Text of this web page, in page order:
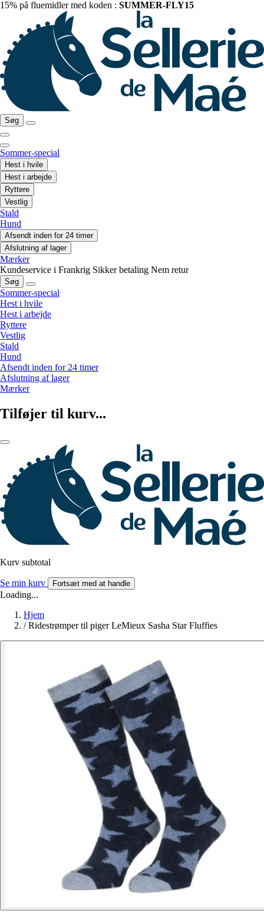
15% på fluemidler med koden : SUMMER-FLY15
Søg
Sommer-special
Hest i hvile
Hest i arbejde
Ryttere
Vestlig
Stald
Hund
Afsendt inden for 24 timer
Afslutning af lager
Mærker
Kundeservice i Frankrig Sikker betaling Nem retur
Søg
Sommer-special
Hest i hvile
Hest i arbejde
Ryttere
Vestlig
Stald
Hund
Afsendt inden for 24 timer
Afslutning af lager
Mærker
Tilføjer til kurv...
Kurv subtotal
Se min kurv Fortsæt med at handle
Loading...
Hjem
/ Ridestrømper til piger LeMieux Sasha Star Fluffies